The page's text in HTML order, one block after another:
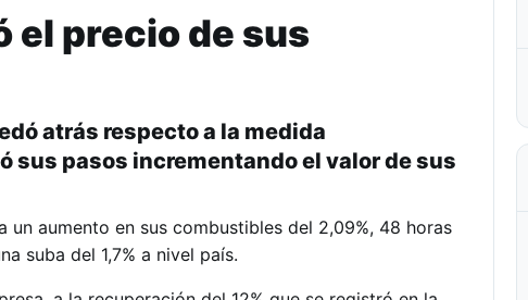
el precio de sus
atrás respecto a la medida
sus pasos incrementando el valor de sus
un aumento en sus combustibles del 2,09%, 48 horas
suba del 1,7% a nivel país.